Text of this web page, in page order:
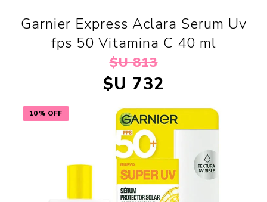
10% OFF
Garnier Express Aclara Serum Uv
fps 50 Vitamina C 40 ml
$U 813
$U 732